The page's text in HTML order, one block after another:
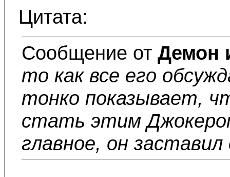
Цитата:
Сообщение от Демон
то как все его
тонко показывает,
стать этим
главное, он